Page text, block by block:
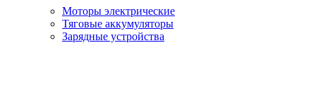
Моторы электрические
Тяговые аккумуляторы
Зарядные устройства